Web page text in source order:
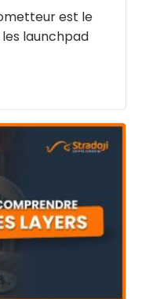
est le
launchpad